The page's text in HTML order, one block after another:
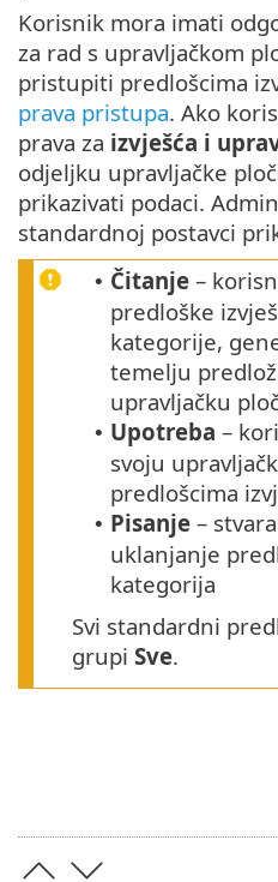
Korisnik mora imati
za rad s upravljačkom
pristupiti predlošcima
prava pristupa. Ako
prava za izvješća i
odjeljku upravljačke
prikazivati podaci.
standardnoj postavci
• Čitanje –
predloške
kategorije,
temelju
upravljačku
• Upotreba –
svoju
predlošcima
• Pisanje –
uklanjanje
kategorija
Svi standardni
grupi Sve.